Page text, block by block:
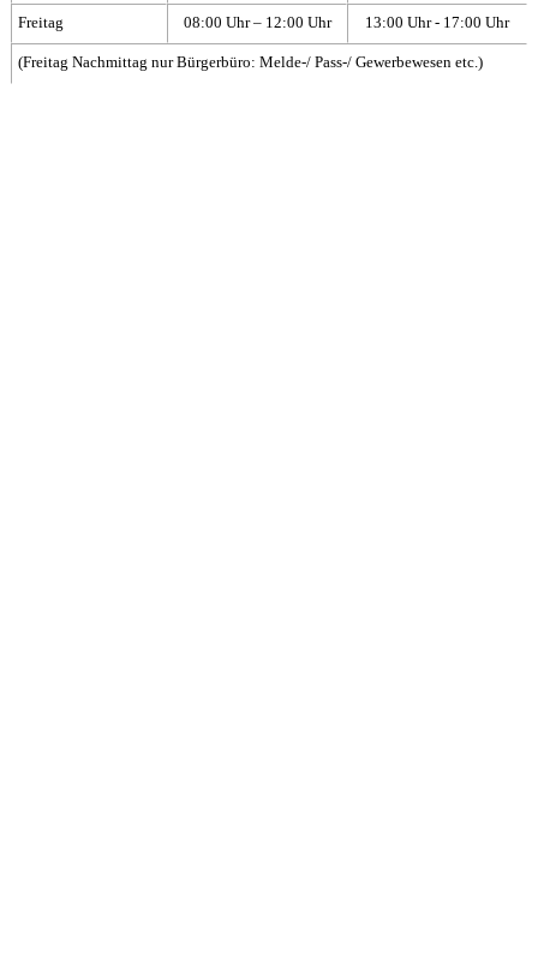
Freitag 08:00 Uhr – 12:00 Uhr 13:00 Uhr - 17:00 Uhr
(Freitag Nachmittag nur Bürgerbüro: Melde-/ Pass-/ Gewerbewesen etc.)